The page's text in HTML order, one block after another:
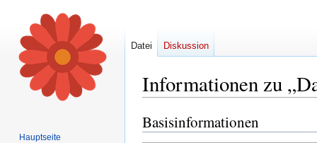
Informationen zu
Zur
Navigation
Zur
Suche
Basisinformationen
Datei Diskussion
Hauptseite